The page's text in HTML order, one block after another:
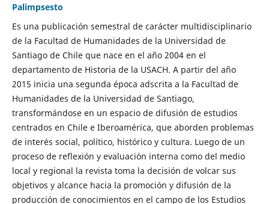
Palimpsesto
Es una publicación semestral de carácter multidisciplinario
de la Facultad de Humanidades de la Universidad de
Santiago de Chile que nace en el año 2004 en el
departamento de Historia de la USACH. A partir del año
2015 inicia una segunda época adscrita a la Facultad de
Humanidades de la Universidad de Santiago,
transformándose en un espacio de difusión de estudios
centrados en Chile e Iberoamérica, que aborden problemas
de interés social, político, histórico y cultura. Luego de un
proceso de reflexión y evaluación interna como del medio
local y regional la revista toma la decisión de volcar sus
objetivos y alcance hacia la promoción y difusión de la
producción de conocimientos en el campo de los Estudios